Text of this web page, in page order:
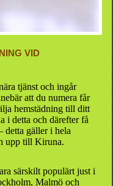
VID
tjänst och ingår
att du numera får
hemstädning till ditt
i detta och därefter få
detta gäller i hela
upp till Kiruna.
särskilt populärt just i
Malmö och